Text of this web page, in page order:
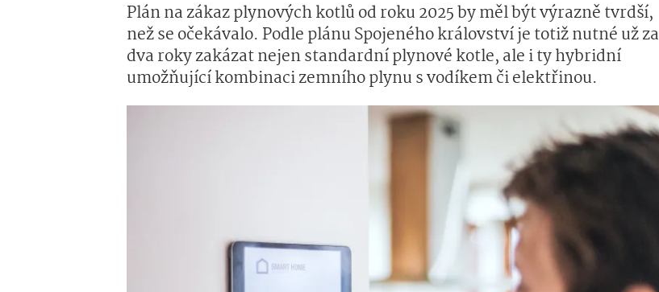
Plán na zákaz plynových kotlů od roku 2025 by měl být výrazně tvrdší,
než se očekávalo. Podle plánu Spojeného království je totiž nutné už za
dva roky zakázat nejen standardní plynové kotle, ale i ty hybridní
umožňující kombinaci zemního plynu s vodíkem či elektřinou.